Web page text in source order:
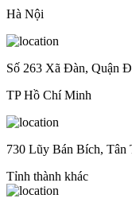
Hà Nội
Số 263 Xã Đàn, Quận
TP Hồ Chí Minh
730 Lũy Bán Bích, Tân
Tỉnh thành khác